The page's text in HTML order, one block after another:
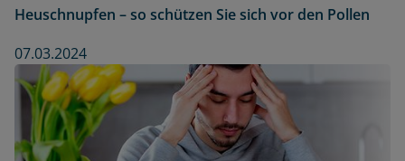
Heuschnupfen – so schützen Sie sich vor den Pollen
07.03.2024